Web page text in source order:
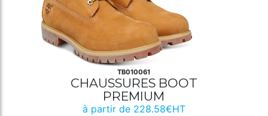
TB010061
CHAUSSURES BOOT
PREMIUM
à partir de 228.58€HT